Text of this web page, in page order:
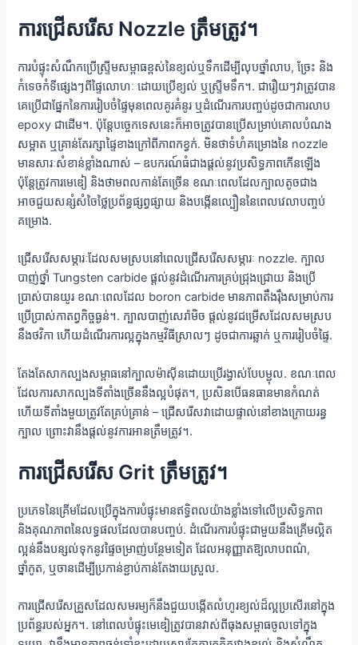
ការជ្រើសរើស Nozzle ត្រឹមត្រូវ។
ការបំផ្ទុះសំណឹកប្រើស្ទ្រីមសម្ពាធខ្ពស់នៃខ្យល់ឬទឹកដើម្បីលុបថ្នាំលាប, ច្រែះ និង
កំទេចកំទីផ្សេងៗពីផ្ទៃលោហៈ ដោយប្រើខ្យល់ ឬស្ទ្រីមទឹក។. ជារឿយៗវាត្រូវបាន
គេប្រើជាផ្នែកនៃការរៀបចំផ្ទៃមុនពេលគូរគំនូរ ឬដំណើរការបញ្ចប់ដូចជាការលាប
epoxy ជាដើម។. ប៉ុន្តែបច្ចេកទេសនេះក៏អាចត្រូវបានប្រើសម្រាប់គោលបំណង
សម្អាត ឬគ្រាន់តែរក្សាផ្ទៃខាងក្រៅពីភាពកខ្វក់. មិនថាទំហំគម្រោងនៃ nozzle
មានសារៈសំខាន់ខ្លាំងណាស់ – ឧបករណ៍ធំជាងផ្តល់នូវប្រសិទ្ធភាពកើនឡើង
ប៉ុន្តែត្រូវការមេឌៀ និងថាមពលកាន់តែច្រើន ខណៈពេលដែលក្បាលតូចជាង
អាចជួយសន្សំសំចៃថ្លៃប្រព័ន្ធផ្សព្វផ្សាយ និងបង្កើនល្បឿននៃពេលវេលាបញ្ចប់
គម្រោង.
ជ្រើសរើសសម្ភារៈដែលសមស្របនៅពេលជ្រើសរើសសម្ភារៈ nozzle. ក្បាល
បាញ់ថ្នាំ Tungsten carbide ផ្តល់នូវដំណើរការគ្រប់ជ្រុងជ្រោយ និងប្រើ
ប្រាស់បានយូរ ខណៈពេលដែល boron carbide មានភាពតឹងរ៉ឹងសម្រាប់ការ
ប្រើប្រាស់កាតព្វកិច្ចធ្ងន់។. ក្បាលបាញ់សេរ៉ាមិច ផ្តល់នូវជម្រើសដែលសមស្រប
នឹងថវិកា ហើយដំណើរការល្អក្នុងកម្មវិធីស្រាលៗ ដូចជាការឆ្លាក់ ឬការរៀបចំផ្ទៃ.
តែងតែសាកល្បងសម្ពាធនៅក្បាលម៉ាស៊ីនដោយប្រើរង្វាស់បែបម្ជុល. ខណៈ​ពេល​
ដែល​ការ​សាកល្បង​ទីតាំង​ច្រើន​នឹង​ល្អ​បំផុត។, ប្រសិនបើធនធានមានកំណត់
ហើយទីតាំងមួយត្រូវតែគ្រប់គ្រាន់ – ជ្រើសរើសវាដោយផ្ទាល់នៅខាងក្រោយរន្ធ
ក្បាល ព្រោះវានឹងផ្តល់នូវការអានត្រឹមត្រូវ។.
ការជ្រើសរើស Grit ត្រឹមត្រូវ។
ប្រភេទនៃគ្រើមដែលប្រើក្នុងការបំផ្ទុះមានឥទ្ធិពលយ៉ាងខ្លាំងទៅលើប្រសិទ្ធភាព
និងគុណភាពនៃលទ្ធផលដែលបានបញ្ចប់. ដំណើរការបំផ្ទុះជាមួយនឹងគ្រើមល្អិត
ល្អន់នឹងបន្សល់ទុកនូវផ្ទៃចម្រាញ់បន្ថែមទៀត ដែលអនុញ្ញាតឱ្យលាបពណ៌,
ថ្នាំកូត, ឬចានដើម្បីប្រកាន់ខ្ជាប់កាន់តែងាយស្រួល.
ការជ្រើសរើសគ្រួសដែលសមរម្យក៏នឹងជួយបង្កើតលំហូរខ្យល់ដ៏ល្អប្រសើរនៅក្នុង
ប្រព័ន្ធរបស់អ្នក។. នៅពេលបំផ្ទុះមេឌៀត្រូវបានវាស់ពីធុងសម្ពាធចូលទៅក្នុង